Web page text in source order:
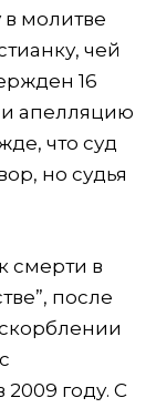
в молитве
чей
16
апелляцию
что суд
но судья
смерти в
после
году. С